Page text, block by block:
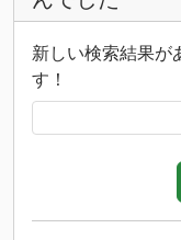
新しい検索結果が
す！